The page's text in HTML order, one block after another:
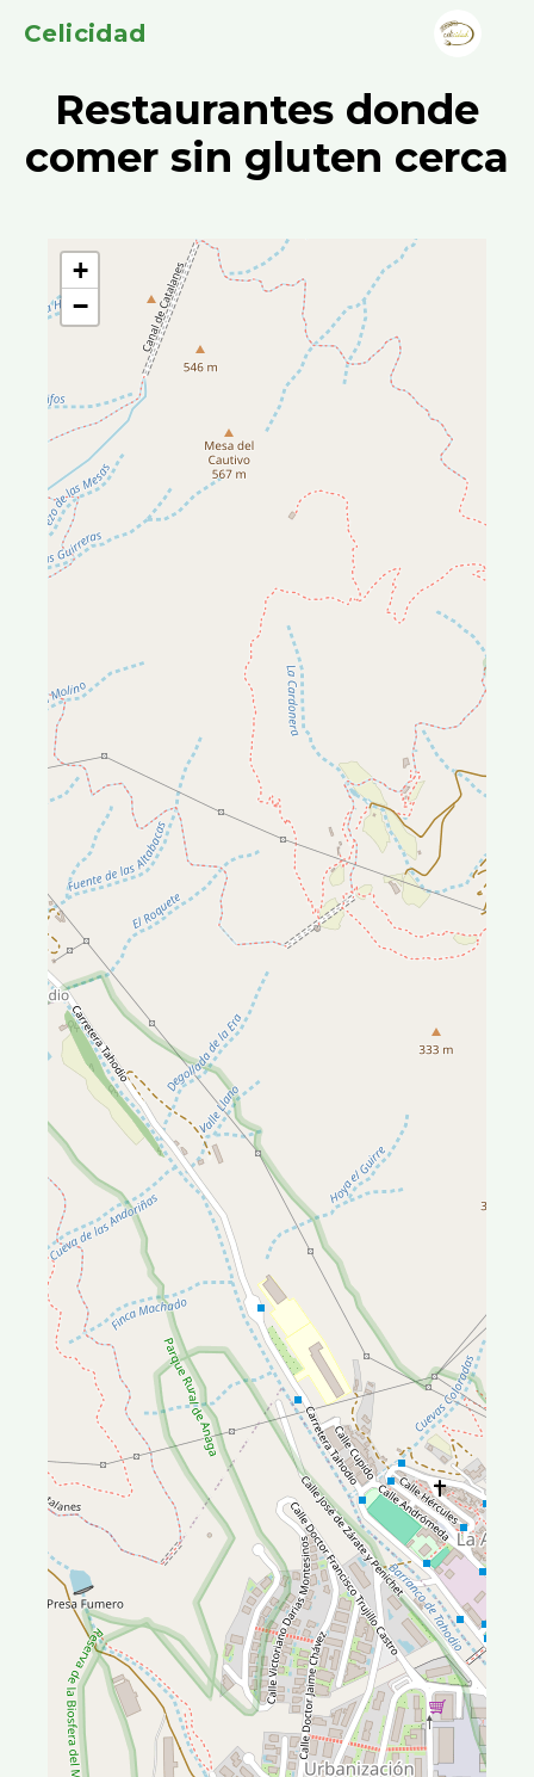
Celicidad
Restaurantes donde
comer sin gluten cerca
+
−